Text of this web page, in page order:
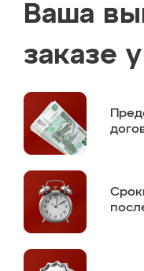
Ваша
заказе